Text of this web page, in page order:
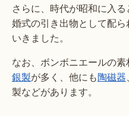
さらに、時代が昭和に入
婚式の引き出物として配
いきました。
なお、ボンボニエールの
銀製が多く、他にも陶磁器、
製などがあります。